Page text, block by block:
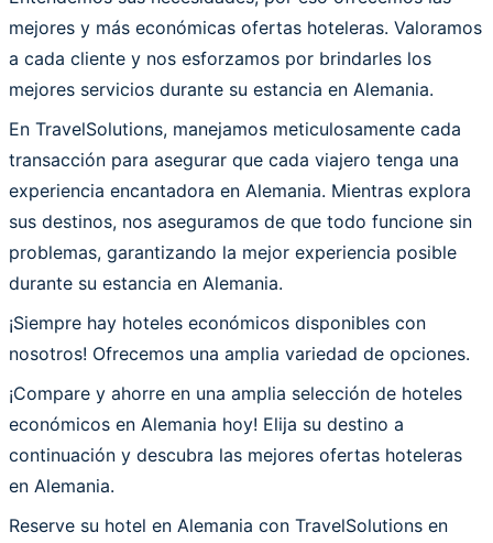
mejores y más económicas ofertas hoteleras. Valoramos
a cada cliente y nos esforzamos por brindarles los
mejores servicios durante su estancia en Alemania.
En TravelSolutions, manejamos meticulosamente cada
transacción para asegurar que cada viajero tenga una
experiencia encantadora en Alemania. Mientras explora
sus destinos, nos aseguramos de que todo funcione sin
problemas, garantizando la mejor experiencia posible
durante su estancia en Alemania.
¡Siempre hay hoteles económicos disponibles con
nosotros! Ofrecemos una amplia variedad de opciones.
¡Compare y ahorre en una amplia selección de hoteles
económicos en Alemania hoy! Elija su destino a
continuación y descubra las mejores ofertas hoteleras
en Alemania.
Reserve su hotel en Alemania con TravelSolutions en